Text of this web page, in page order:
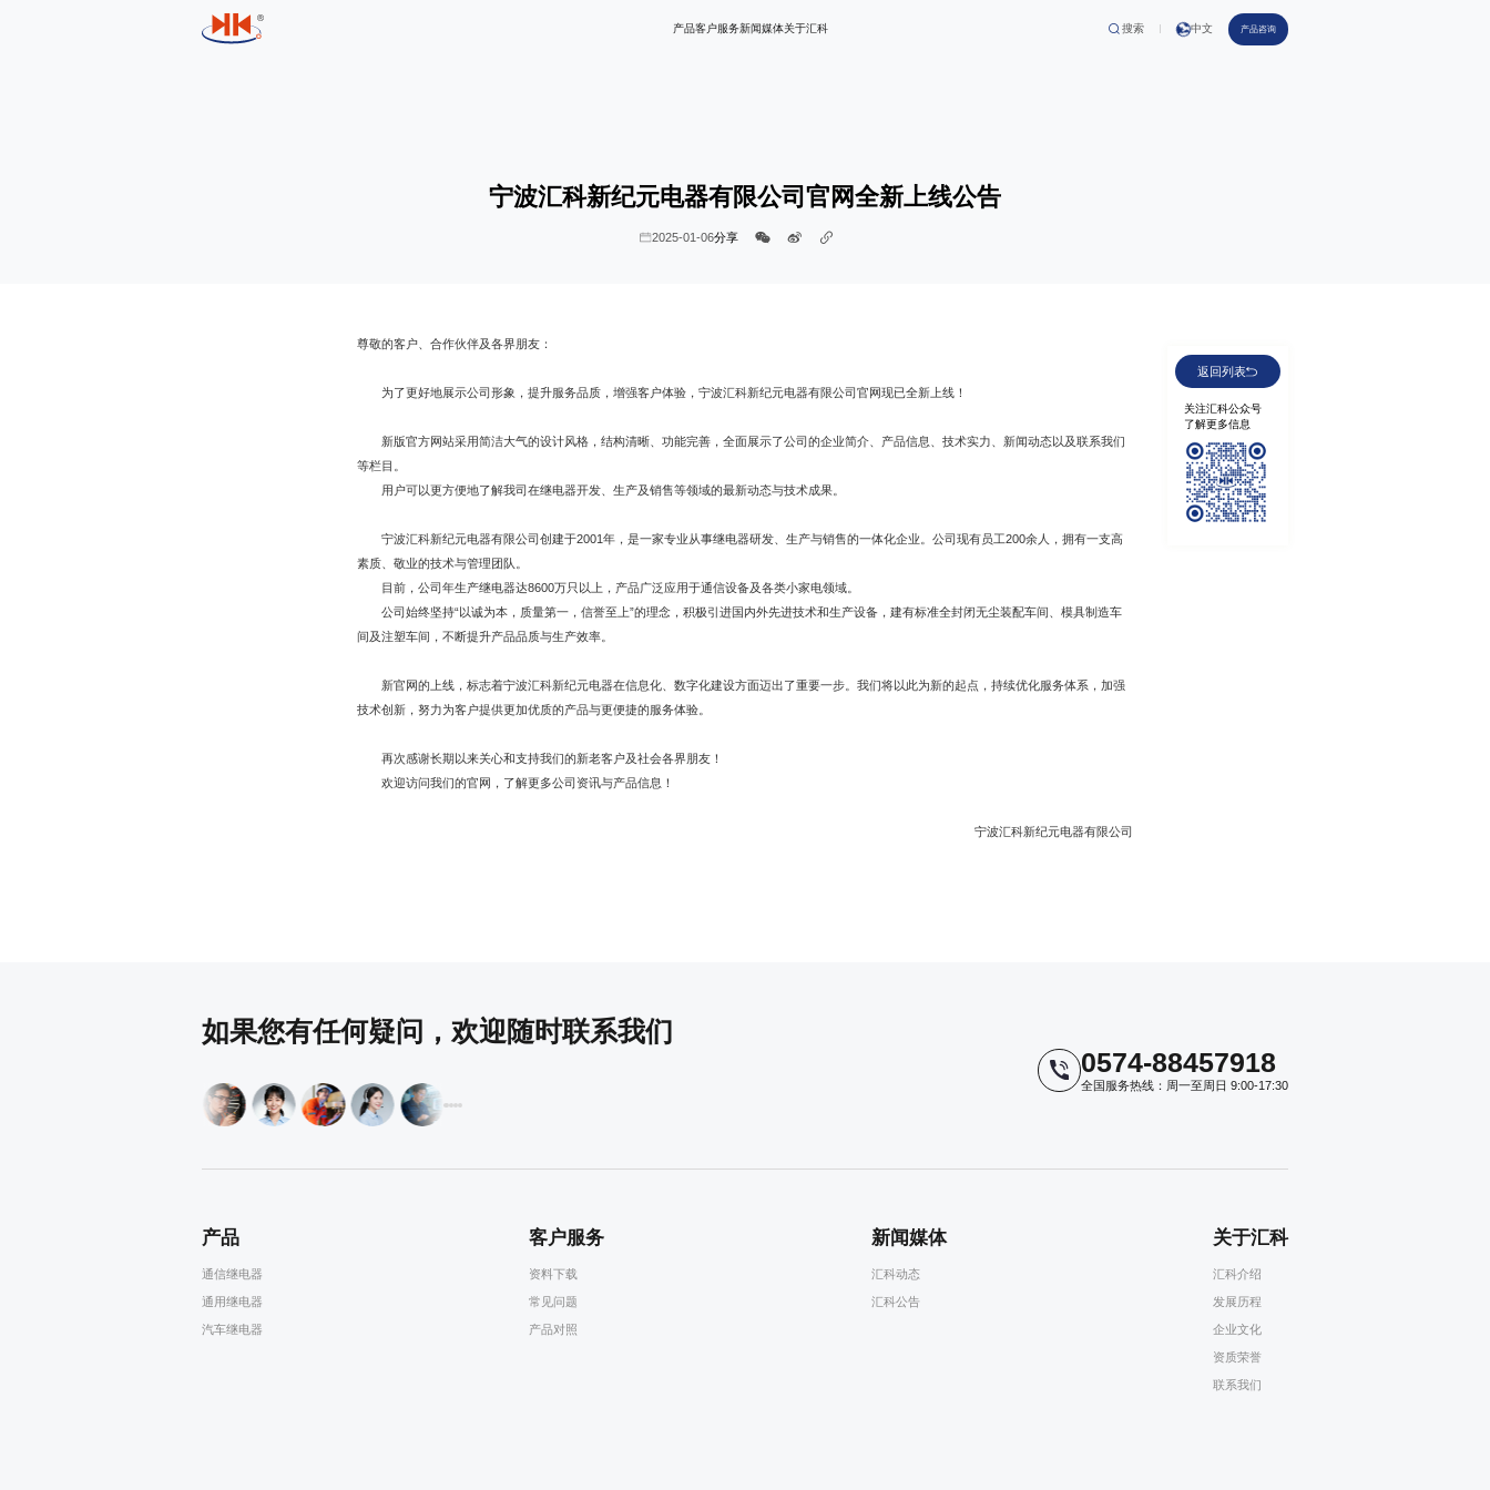
产品客户服务新闻媒体关于汇科 搜索 中文 产品咨询
微信扫描二维码分享文章
宁波汇科新纪元电器有限公司官网全新上线公告
2025-01-06分享
尊敬的客户、合作伙伴及各界朋友：
为了更好地展示公司形象，提升服务品质，增强客户体验，宁波汇科新纪元电器有限公司官网现已全新上线！
新版官方网站采用简洁大气的设计风格，结构清晰、功能完善，全面展示了公司的企业简介、产品信息、技术实力、新闻动态以及联系我们
等栏目。
用户可以更方便地了解我司在继电器开发、生产及销售等领域的最新动态与技术成果。
宁波汇科新纪元电器有限公司创建于2001年，是一家专业从事继电器研发、生产与销售的一体化企业。公司现有员工200余人，拥有一支高
素质、敬业的技术与管理团队。
目前，公司年生产继电器达8600万只以上，产品广泛应用于通信设备及各类小家电领域。
公司始终坚持“以诚为本，质量第一，信誉至上”的理念，积极引进国内外先进技术和生产设备，建有标准全封闭无尘装配车间、模具制造车
间及注塑车间，不断提升产品品质与生产效率。
新官网的上线，标志着宁波汇科新纪元电器在信息化、数字化建设方面迈出了重要一步。我们将以此为新的起点，持续优化服务体系，加强
技术创新，努力为客户提供更加优质的产品与更便捷的服务体验。
再次感谢长期以来关心和支持我们的新老客户及社会各界朋友！
欢迎访问我们的官网，了解更多公司资讯与产品信息！
宁波汇科新纪元电器有限公司
返回列表
关注汇科公众号
了解更多信息
如果您有任何疑问，欢迎随时联系我们
0574-88457918
全国服务热线：周一至周日 9:00-17:30
产品
通信继电器
通用继电器
汽车继电器
客户服务
资料下载
常见问题
产品对照
新闻媒体
汇科动态
汇科公告
关于汇科
汇科介绍
发展历程
企业文化
资质荣誉
联系我们